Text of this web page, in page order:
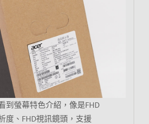
到螢幕特色介紹，像是FHD
度、FHD視訊鏡頭，支援